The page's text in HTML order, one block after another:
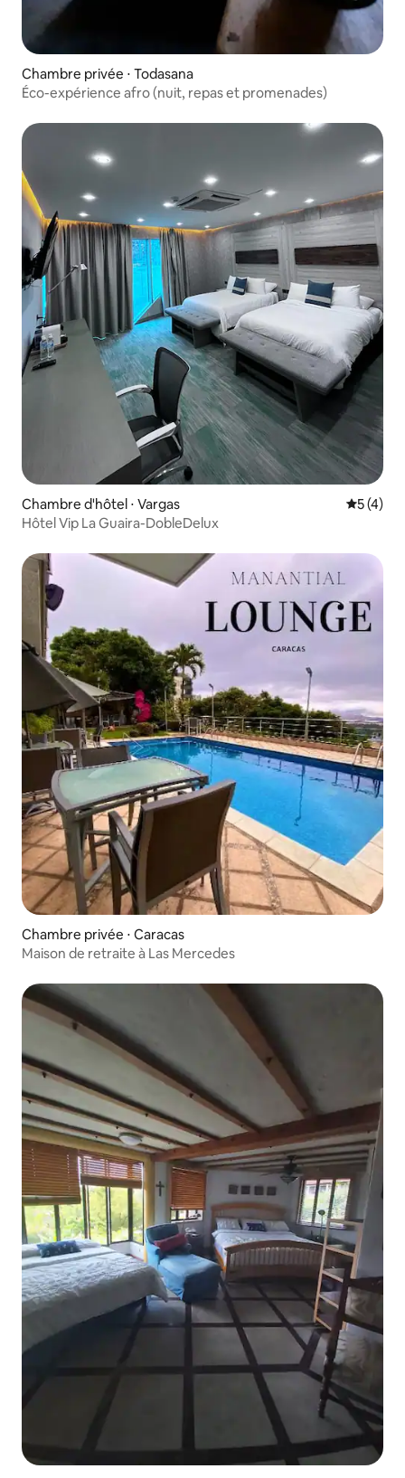
Chambre privée ⋅ Todasana
Éco-expérience afro (nuit, repas et promenades)
Chambre d'hôtel ⋅ Vargas
5 (4)
Hôtel Vip La Guaira-DobleDelux
Chambre privée ⋅ Caracas
Maison de retraite à Las Mercedes